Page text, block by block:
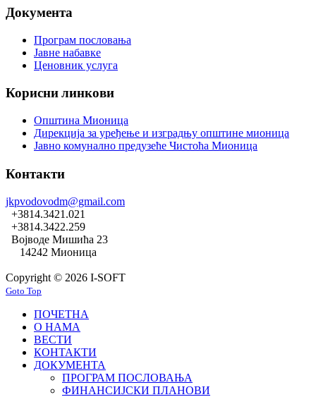
Документа
Програм пословања
Јавне набавке
Ценовник услуга
Корисни линкови
Општина Мионица
Дирекција за уређење и изградњу општине мионица
Јавно комунално предузеће Чистоћа Мионица
Контакти
jkpvodovodm@gmail.com
+3814.3421.021
+3814.3422.259
Војводе Мишића 23
14242 Мионица
Copyright © 2026 I-SOFT
Goto Top
ПОЧЕТНА
О НАМА
ВЕСТИ
КОНТАКТИ
ДОКУМЕНТА
ПРОГРАМ ПОСЛОВАЊА
ФИНАНСИЈСКИ ПЛАНОВИ